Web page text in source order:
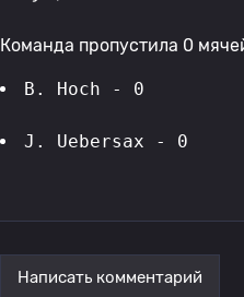
Команда пропустила 0
B. Hoch - 0
J. Uebersax - 0
Написать комментарий